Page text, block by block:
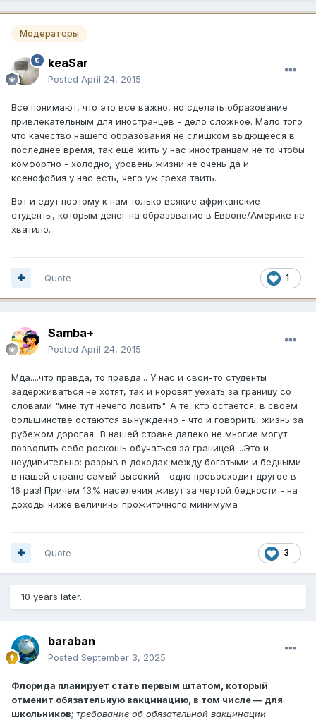
Модераторы
keaSar
Posted April 24, 2015
Все понимают, что это все важно, но сделать образование
привлекательным для иностранцев - дело сложное. Мало того
что качество нашего образования не слишком выдющееся в
последнее время, так еще жить у нас иностранцам не то чтобы
комфортно - холодно, уровень жизни не очень да и
ксенофобия у нас есть, чего уж греха таить.
Вот и едут поэтому к нам только всякие африканские
студенты, которым денег на образование в Европе/Америке не
хватило.
1
Quote
Samba+
Posted April 24, 2015
Мда....что правда, то правда... У нас и свои-то студенты
задерживаться не хотят, так и норовят уехать за границу со
словами "мне тут нечего ловить". А те, кто остается, в своем
большинстве остаются вынужденно - что и говорить, жизнь за
рубежом дорогая...В нашей стране далеко не многие могут
позволить себе роскошь обучаться за границей....Это и
неудивительно: разрыв в доходах между богатыми и бедными
в нашей стране самый высокий - одно превосходит другое в
16 раз! Причем 13% населения живут за чертой бедности - на
доходы ниже величины прожиточного минимума
3
Quote
10 years later...
baraban
Posted September 3, 2025
Флорида планирует стать первым штатом, который
отменит обязательную вакцинацию, в том числе — для
школьников; требование об обязательной вакцинации